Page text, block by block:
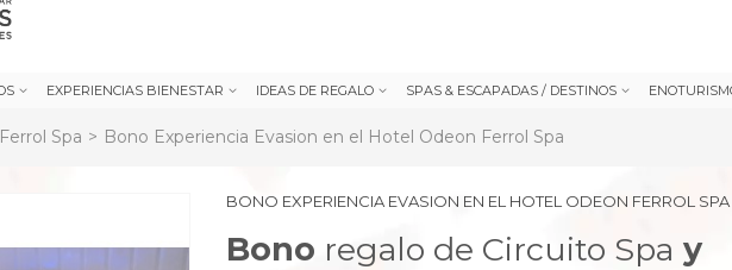
EXPERIENCIAS BIENESTAR IDEAS DE REGALO SPAS & ESCAPADAS / DESTINOS
Spa > Bono Experiencia Evasion en el Hotel Odeon Ferrol Spa
BONO EXPERIENCIA EVASION EN EL HOTEL ODEON FERROL SPA
Bono regalo de Circuito Spa y